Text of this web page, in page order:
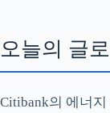
오늘의 글
Citibank의 에너지